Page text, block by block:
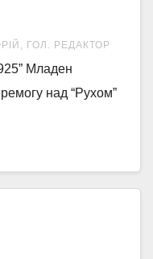
ГОЛ. РЕДАКТОР
Младен
над “Рухом”